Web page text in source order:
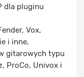
dla pluginu
Vox,
i inne,
gitarowych typu
ProCo, Univox i